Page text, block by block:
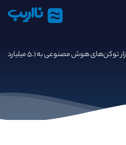
نااریب
ارزش بازار توکن‌های هوش مصنوعی به ۵.۱ میلیارد